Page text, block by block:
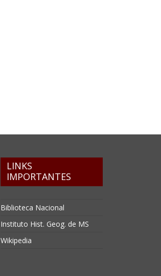
LINKS
IMPORTANTES
Biblioteca Nacional
Instituto Hist. Geog. de MS
Wikipedia